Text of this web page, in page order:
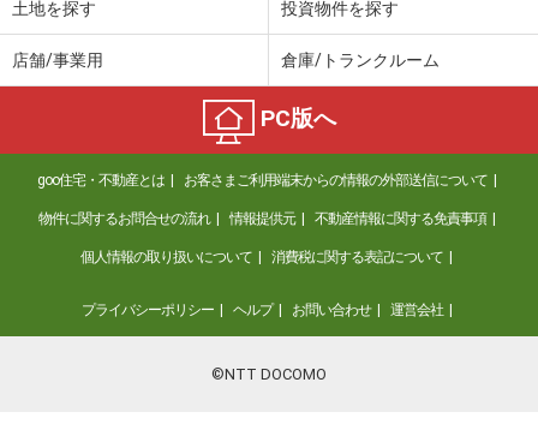
土地を探す 投資物件を探す
店舗/事業用 倉庫/トランクルーム
PC版へ
goo住宅・不動産とは お客さまご利用端末からの情報の外部送信について
物件に関するお問合せの流れ 情報提供元 不動産情報に関する免責事項
個人情報の取り扱いについて 消費税に関する表記について
プライバシーポリシー ヘルプ お問い合わせ 運営会社
©NTT DOCOMO